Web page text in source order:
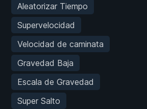
Aleatorizar Tiempo
Supervelocidad
Velocidad de caminata
Gravedad Baja
Escala de Gravedad
Super Salto